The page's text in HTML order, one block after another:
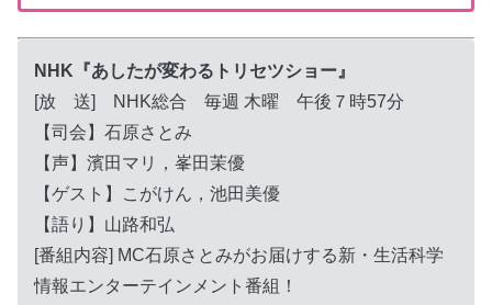
NHK『あしたが変わるトリセツショー』
[放 送] NHK総合 毎週 木曜 午後７時57分
【司会】石原さとみ
【声】濱田マリ，峯田茉優
【ゲスト】こがけん，池田美優
【語り】山路和弘
[番組内容] MC石原さとみがお届けする新・生活科学
情報エンターテインメント番組！